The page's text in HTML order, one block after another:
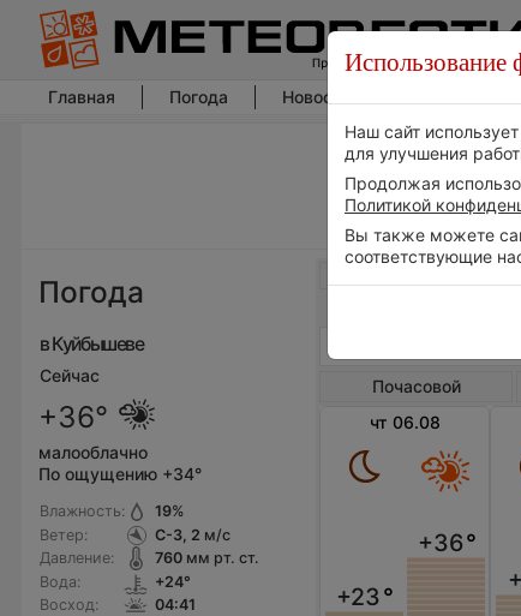
Главная Погода Новости погоды
Погода
в Куйбышеве
Сейчас
+36°
малооблачно
По ощущению +34°
Влажность:
Ветер:
Давление:
Вода:
Восход:
19%
С-З, 2 м/с
760мм рт. ст.
+24°
04:41
Почасовой
чт 06.08
+23°
+36°
Использование
Наш сайт
для улучшения
Продолжая
Политикой
Вы также можете
соответствующие